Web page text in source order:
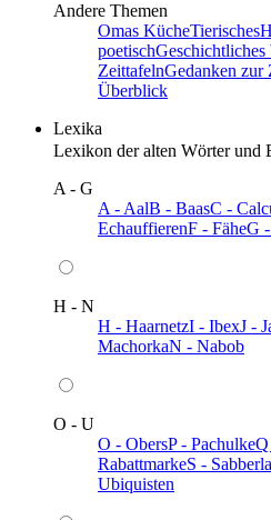
Andere Themen
Omas KücheTierisches
poetischGeschichtliches
ZeittafelnGedanken zur
Überblick
Lexika
Lexikon der alten Wörter und
A - G
A - AalB - BaasC -
EchauffierenF - FäheG
H - N
H - HaarnetzI - IbexJ -
MachorkaN - Nabob
O - U
O - ObersP - PachulkeQ
RabattmarkeS -
Ubiquisten